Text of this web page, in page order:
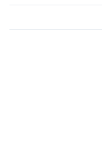
prédéfinies pour
tests et limite les